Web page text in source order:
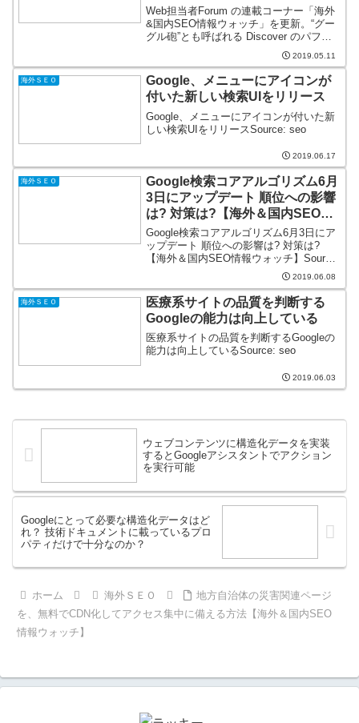
情報ウォッチ】
Web担当者Forum の連載コーナー「海外
&国内SEO情報ウォッチ」を更新。“グー
グル砲”とも呼ばれる Discover のパフォ
ーマンスレポートが Search Console に
登場。人気記事の特徴を見つけ出せばグ
ーグル砲も狙えるかも...
2019.05.11
海外ＳＥＯ
Google、メニューにアイコンが
付いた新しい検索UIをリリース
Google、メニューにアイコンが付いた新
しい検索UIをリリースSource: seo
2019.06.17
海外ＳＥＯ
Google検索コアアルゴリズム6月
3日にアップデート 順位への影響
は? 対策は?【海外＆国内SEO情
報ウォッチ】
Google検索コアアルゴリズム6月3日にア
ップデート 順位への影響は? 対策は?
【海外＆国内SEO情報ウォッチ】Source:
2019.06.08
海外ＳＥＯ
医療系サイトの品質を判断する
Googleの能力は向上している
医療系サイトの品質を判断するGoogleの
能力は向上しているSource: seo
2019.06.03
ウェブコンテンツに構造化データを実装
するとGoogleアシスタントでアクション
を実行可能
Googleにとって必要な構造化データはど
れ？ 技術ドキュメントに載っているプロ
パティだけで十分なのか？
ホーム 海外ＳＥＯ
地方自治体の災害関連ページ
を、無料でCDN化してアクセス集中に備える方法【海外＆国内SEO
情報ウォッチ】